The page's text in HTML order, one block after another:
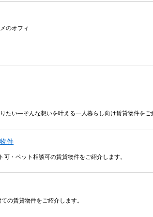
のオフィ
たい―そんな想いを叶える一人暮らし向け賃貸物件をご
件
・ペット相談可の賃貸物件をご紹介します。
の賃貸物件をご紹介します。